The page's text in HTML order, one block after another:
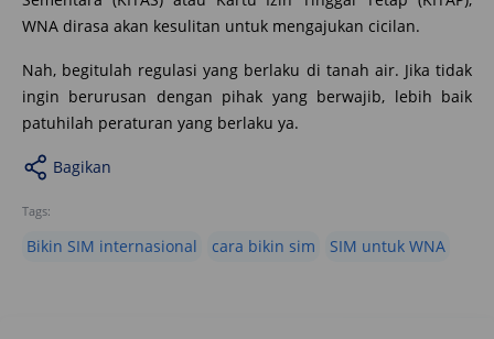
WNA dirasa akan kesulitan untuk mengajukan cicilan.
Nah, begitulah regulasi yang berlaku di tanah air. Jika tidak
ingin berurusan dengan pihak yang berwajib, lebih baik
patuhilah peraturan yang berlaku ya.
Bagikan
Tags:
Bikin SIM internasional cara bikin sim SIM untuk WNA